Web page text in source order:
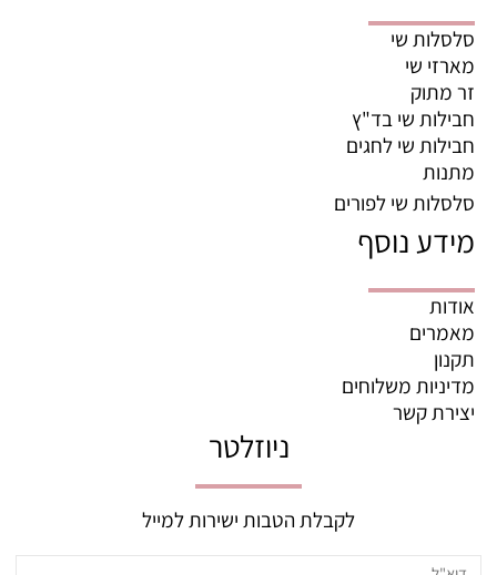
סלסלות שי
מארזי שי
זר מתוק
חבילות שי בד"ץ
חבילות שי לחגים
מתנות
סלסלות שי לפורים
מידע נוסף
אודות
מאמרים
תקנון
מדיניות משלוחים
יצירת קשר
ניוזלטר
לקבלת הטבות ישירות למייל